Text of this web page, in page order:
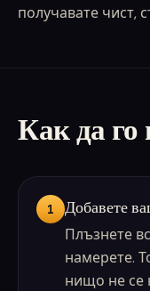
получавате чист,
Как да го
1 Добавете
Плъзнете
намерете.
нищо не се